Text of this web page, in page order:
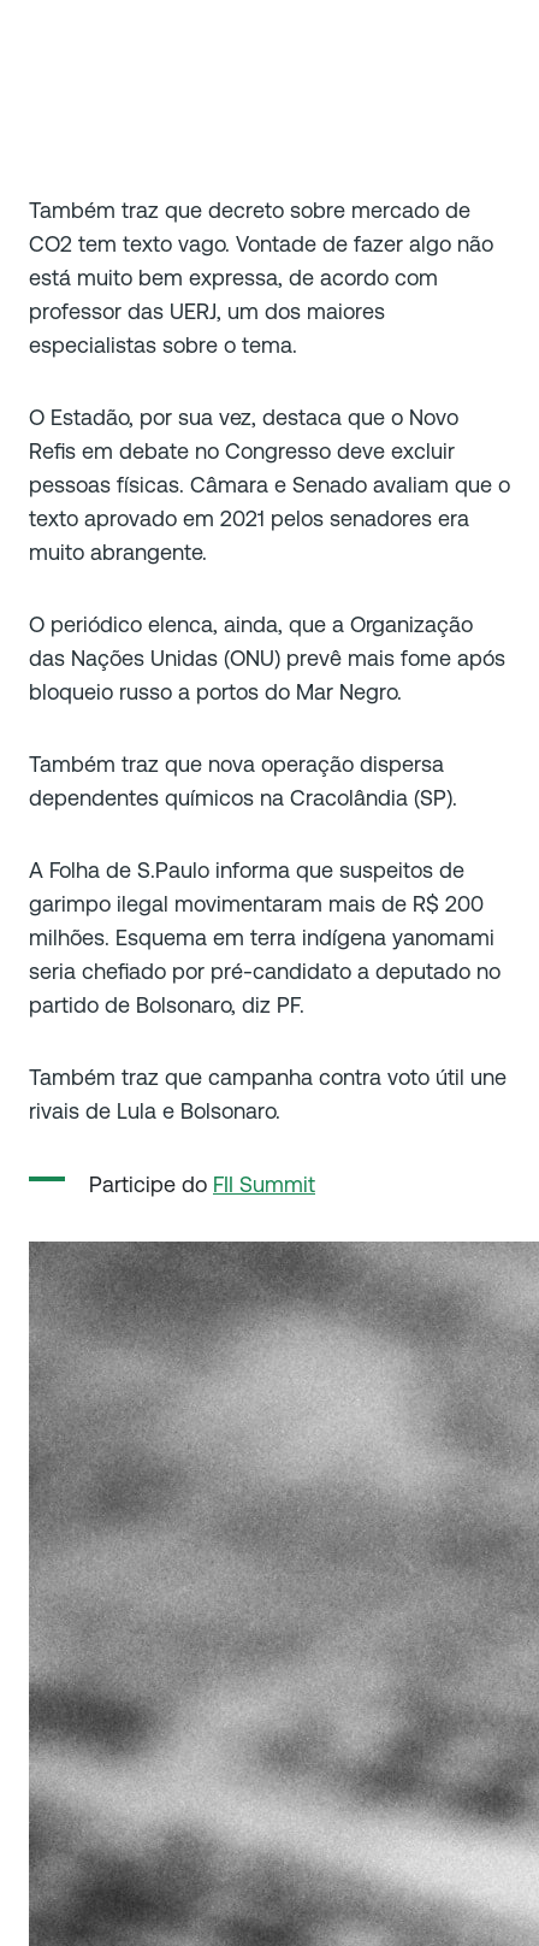
Também traz que decreto sobre mercado de
CO2 tem texto vago. Vontade de fazer algo não
está muito bem expressa, de acordo com
professor das UERJ, um dos maiores
especialistas sobre o tema.
O Estadão, por sua vez, destaca que o Novo
Refis em debate no Congresso deve excluir
pessoas físicas. Câmara e Senado avaliam que o
texto aprovado em 2021 pelos senadores era
muito abrangente.
O periódico elenca, ainda, que a Organização
das Nações Unidas (ONU) prevê mais fome após
bloqueio russo a portos do Mar Negro.
Também traz que nova operação dispersa
dependentes químicos na Cracolândia (SP).
A Folha de S.Paulo informa que suspeitos de
garimpo ilegal movimentaram mais de R$ 200
milhões. Esquema em terra indígena yanomami
seria chefiado por pré-candidato a deputado no
partido de Bolsonaro, diz PF.
Também traz que campanha contra voto útil une
rivais de Lula e Bolsonaro.
Participe do FII Summit